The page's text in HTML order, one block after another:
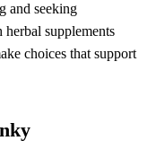
and seeking
herbal supplements
choices that support